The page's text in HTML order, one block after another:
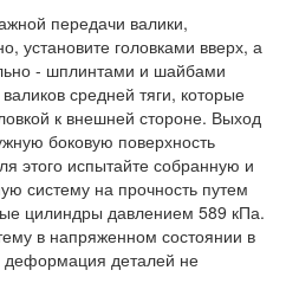
передачи валики,
установите головками вверх, а
- шплинтами и шайбами
средней тяги, которые
к внешней стороне. Выход
боковую поверхность
этого испытайте собранную и
систему на прочность путем
цилиндры давлением 589 кПа.
в напряженном состоянии в
деформация деталей не